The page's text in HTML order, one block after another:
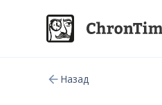
Назад